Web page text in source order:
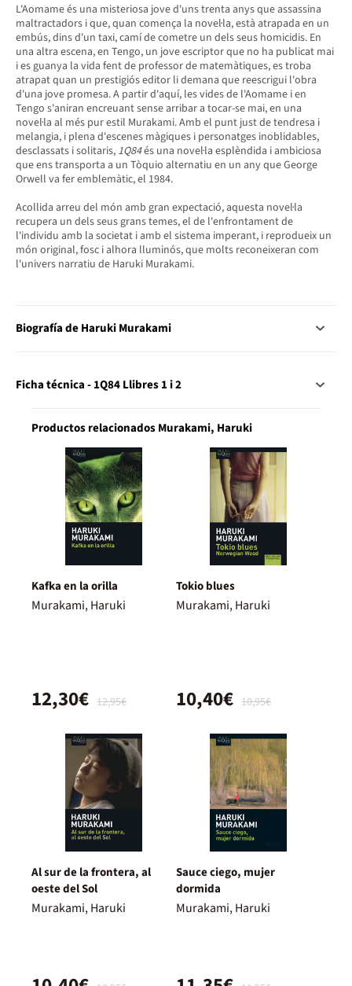
L'Aomame és una misteriosa jove d'uns trenta anys que assassina
maltractadors i que, quan comença la novel·la, està atrapada en un
embús, dins d'un taxi, camí de cometre un dels seus homicidis. En
una altra escena, en Tengo, un jove escriptor que no ha publicat mai
i es guanya la vida fent de professor de matemàtiques, es troba
atrapat quan un prestigiós editor li demana que reescrigui l'obra
d'una jove promesa. A partir d'aquí, les vides de l'Aomame i en
Tengo s'aniran encreuant sense arribar a tocar-se mai, en una
novel·la al més pur estil Murakami. Amb el punt just de tendresa i
melangia, i plena d'escenes màgiques i personatges inoblidables,
desclassats i solitaris, 1Q84és una novel·la esplèndida i ambiciosa
que ens transporta a un Tòquio alternatiu en un any que George
Orwell va fer emblemàtic, el 1984.
Acollida arreu del món amb gran expectació, aquesta novel·la
recupera un dels seus grans temes, el de l'enfrontament de
l'individu amb la societat i amb el sistema imperant, i reprodueix un
món original, fosc i alhora lluminós, que molts reconeixeran com
l'univers narratiu de Haruki Murakami.
Biografía de Haruki Murakami
Ficha técnica - 1Q84 Llibres 1 i 2
Productos relacionados Murakami, Haruki
Kafka en la orilla
Murakami, Haruki
12,95€
12,30€
Tokio blues
Murakami, Haruki
10,95€
10,40€
Al sur de la frontera, al
oeste del Sol
Murakami, Haruki
Sauce ciego, mujer
dormida
Murakami, Haruki